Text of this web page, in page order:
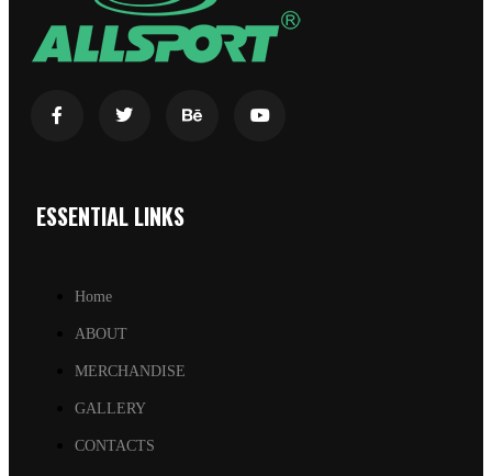
ESSENTIAL LINKS
Home
ABOUT
MERCHANDISE
GALLERY
CONTACTS